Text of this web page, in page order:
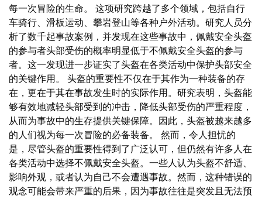
每一次冒险的生命。 这项研究跨越了多个领域，包括自行
车骑行、滑板运动、攀岩登山等各种户外活动。研究人员分
析了数千起事故案例，并发现在这些事故中，佩戴安全头盔
的参与者头部受伤的概率明显低于不佩戴安全头盔的参与
者。这一发现进一步证实了头盔在各类活动中保护头部安全
的关键作用。 头盔的重要性不仅在于其作为一种装备的存
在，更在于其在事故发生时的实际作用。研究表明，头盔能
够有效地减轻头部受到的冲击，降低头部受伤的严重程度，
从而为事故中的生存提供关键保障。因此，头盔被越来越多
的人们视为每一次冒险的必备装备。 然而，令人担忧的
是，尽管头盔的重要性得到了广泛认可，但仍然有许多人在
各类活动中选择不佩戴安全头盔。一些人认为头盔不舒适、
影响外观，或者认为自己不会遭遇事故。然而，这种错误的
观念可能会带来严重的后果，因为事故往往是突发且无法预